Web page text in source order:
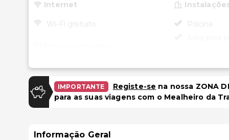
Internet
Wi-Fi gratuito
Estacionamento gratuito
Piscina
Transporte
IMPORTANTE Registe-se na nossa ZONA
para as suas viagens com o Mealheiro da
Informação Geral